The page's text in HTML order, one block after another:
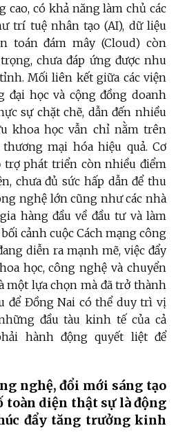
cao, có khả năng làm chủ các
trí tuệ nhân tạo (AI), dữ liệu
toán đám mây (Cloud) còn
chưa đáp ứng được nhu
Mối liên kết giữa các viện
đại học và cộng đồng doanh
sự chặt chẽ, dẫn đến nhiều
khoa học vẫn chỉ nằm trên
mại hóa hiệu quả. Cơ
trợ phát triển còn nhiều điểm
chưa đủ sức hấp dẫn để thu
nghệ lớn cũng như các nhà
hàng đầu về đầu tư và làm
cảnh cuộc Cách mạng công
diễn ra mạnh mẽ, việc đẩy
học, công nghệ và chuyển
một lựa chọn mà đã trở thành
để Đồng Nai có thể duy trì vị
đầu tàu kinh tế của cả
hành động quyết liệt để
nghệ, đổi mới sáng tạo
toàn diện thật sự là động
đẩy tăng trưởng kinh